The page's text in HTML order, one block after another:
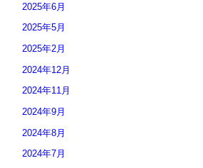
2025年6月
2025年5月
2025年2月
2024年12月
2024年11月
2024年9月
2024年8月
2024年7月